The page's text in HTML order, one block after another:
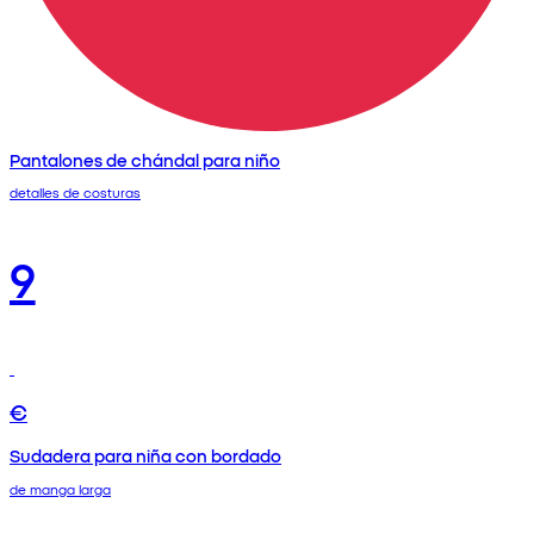
Pantalones de chándal para niño
detalles de costuras
9
€
Sudadera para niña con bordado
de manga larga